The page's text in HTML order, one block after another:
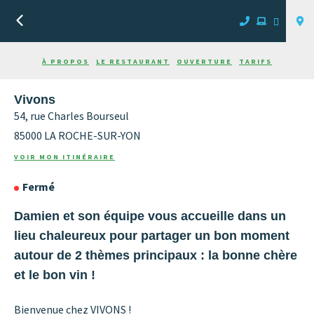
À PROPOS LE RESTAURANT OUVERTURE TARIFS
Vivons
54, rue Charles Bourseul
85000 LA ROCHE-SUR-YON
VOIR MON ITINÉRAIRE
Fermé
Damien et son équipe vous accueille dans un
lieu chaleureux pour partager un bon moment
autour de 2 thèmes principaux : la bonne chère
et le bon vin !
Bienvenue chez VIVONS !